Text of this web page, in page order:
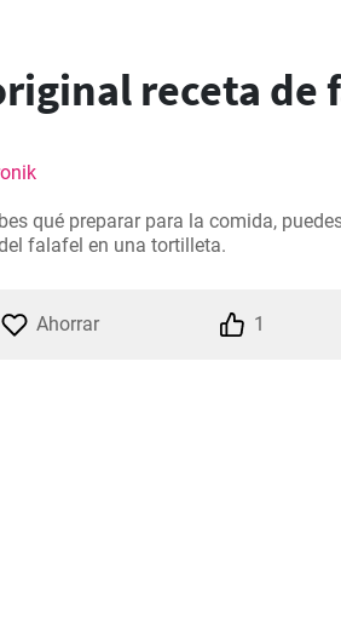
receta de
qué preparar para la comida,
falafel en una tortilleta.
Ahorrar 1